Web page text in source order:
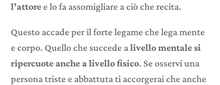
l’attoree lo fa assomigliare a ciò che recita.
Questo accade per il forte legame che lega mente
e corpo. Quello che succede alivello mentale si
ripercuote anche a livello fisico. Se osservi una
persona triste e abbattuta ti accorgerai che anche